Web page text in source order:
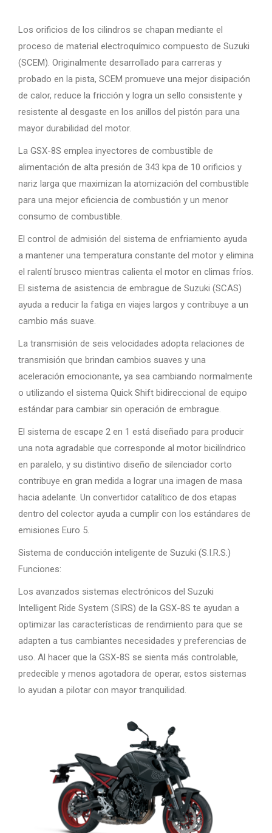
Los orificios de los cilindros se chapan mediante el
proceso de material electroquímico compuesto de Suzuki
(SCEM). Originalmente desarrollado para carreras y
probado en la pista, SCEM promueve una mejor disipación
de calor, reduce la fricción y logra un sello consistente y
resistente al desgaste en los anillos del pistón para una
mayor durabilidad del motor.
La GSX-8S emplea inyectores de combustible de
alimentación de alta presión de 343 kpa de 10 orificios y
nariz larga que maximizan la atomización del combustible
para una mejor eficiencia de combustión y un menor
consumo de combustible.
El control de admisión del sistema de enfriamiento ayuda
a mantener una temperatura constante del motor y elimina
el ralentí brusco mientras calienta el motor en climas fríos.
El sistema de asistencia de embrague de Suzuki (SCAS)
ayuda a reducir la fatiga en viajes largos y contribuye a un
cambio más suave.
La transmisión de seis velocidades adopta relaciones de
transmisión que brindan cambios suaves y una
aceleración emocionante, ya sea cambiando normalmente
o utilizando el sistema Quick Shift bidireccional de equipo
estándar para cambiar sin operación de embrague.
El sistema de escape 2 en 1 está diseñado para producir
una nota agradable que corresponde al motor bicilíndrico
en paralelo, y su distintivo diseño de silenciador corto
contribuye en gran medida a lograr una imagen de masa
hacia adelante. Un convertidor catalítico de dos etapas
dentro del colector ayuda a cumplir con los estándares de
emisiones Euro 5.
Sistema de conducción inteligente de Suzuki (S.I.R.S.)
Funciones:
Los avanzados sistemas electrónicos del Suzuki
Intelligent Ride System (SIRS) de la GSX-8S te ayudan a
optimizar las características de rendimiento para que se
adapten a tus cambiantes necesidades y preferencias de
uso. Al hacer que la GSX-8S se sienta más controlable,
predecible y menos agotadora de operar, estos sistemas
lo ayudan a pilotar con mayor tranquilidad.